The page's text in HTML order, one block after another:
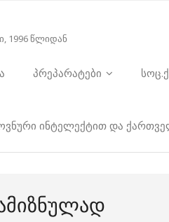
1996 წლიდან
პრეპარატები
ინტელექტით და